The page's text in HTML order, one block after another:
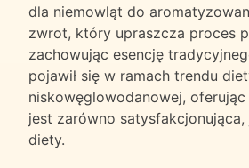
dla niemowląt do
zwrot, który upraszcza proces
zachowując esencję
pojawił się w ramach trendu
niskowęglowodanowej,
jest zarówno
diety.